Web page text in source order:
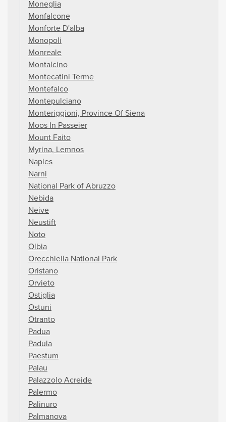
Moneglia
Monfalcone
Monforte D'alba
Monopoli
Monreale
Montalcino
Montecatini Terme
Montefalco
Montepulciano
Monteriggioni, Province Of Siena
Moos In Passeier
Mount Faito
Myrina, Lemnos
Naples
Narni
National Park of Abruzzo
Nebida
Neive
Neustift
Noto
Olbia
Orecchiella National Park
Oristano
Orvieto
Ostiglia
Ostuni
Otranto
Padua
Padula
Paestum
Palau
Palazzolo Acreide
Palermo
Palinuro
Palmanova